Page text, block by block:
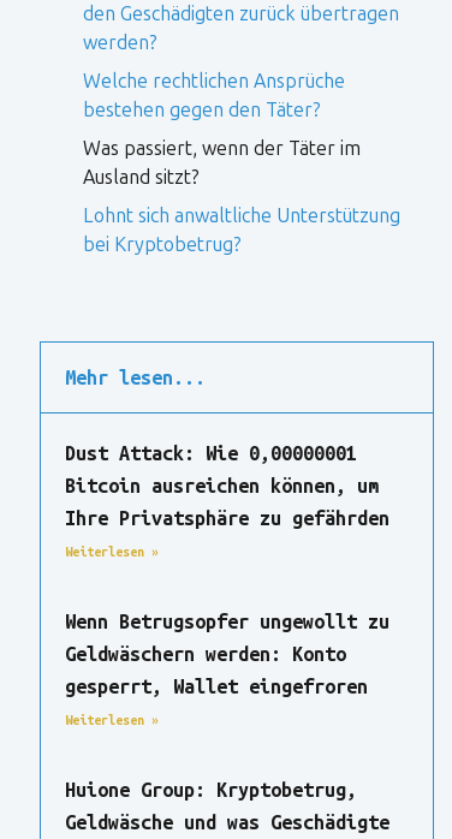
den Geschädigten zurück übertragen
werden?
Welche rechtlichen Ansprüche
bestehen gegen den Täter?
Was passiert, wenn der Täter im
Ausland sitzt?
Lohnt sich anwaltliche Unterstützung
bei Kryptobetrug?
Mehr lesen...
Dust Attack: Wie 0,00000001
Bitcoin ausreichen können, um
Ihre Privatsphäre zu gefährden
Weiterlesen »
Wenn Betrugsopfer ungewollt zu
Geldwäschern werden: Konto
gesperrt, Wallet eingefroren
Weiterlesen »
Huione Group: Kryptobetrug,
Geldwäsche und was Geschädigte